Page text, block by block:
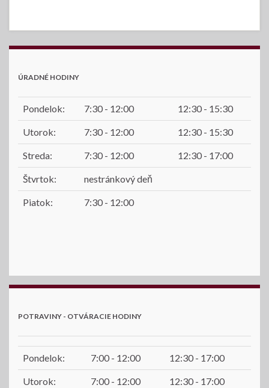
ÚRADNÉ HODINY
Pondelok: 7:30 - 12:00 12:30 - 15:30
Utorok: 7:30 - 12:00 12:30 - 15:30
Streda: 7:30 - 12:00 12:30 - 17:00
Štvrtok: nestránkový deň
Piatok: 7:30 - 12:00
POTRAVINY - OTVÁRACIE HODINY
Pondelok: 7:00 - 12:00 12:30 - 17:00
Utorok: 7:00 - 12:00 12:30 - 17:00